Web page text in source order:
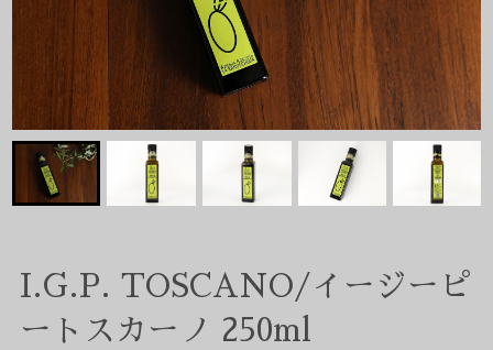
I.G.P. TOSCANO/イージーピ
ートスカーノ 250ml